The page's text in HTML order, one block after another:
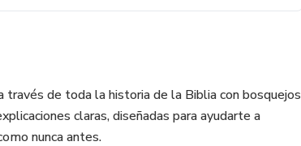
de toda la historia de la Biblia con bosquejos
claras, diseñadas para ayudarte a
nunca antes.